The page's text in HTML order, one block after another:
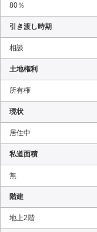
80％
引き渡し時期
相談
土地権利
所有権
現状
居住中
私道面積
無
階建
地上2階